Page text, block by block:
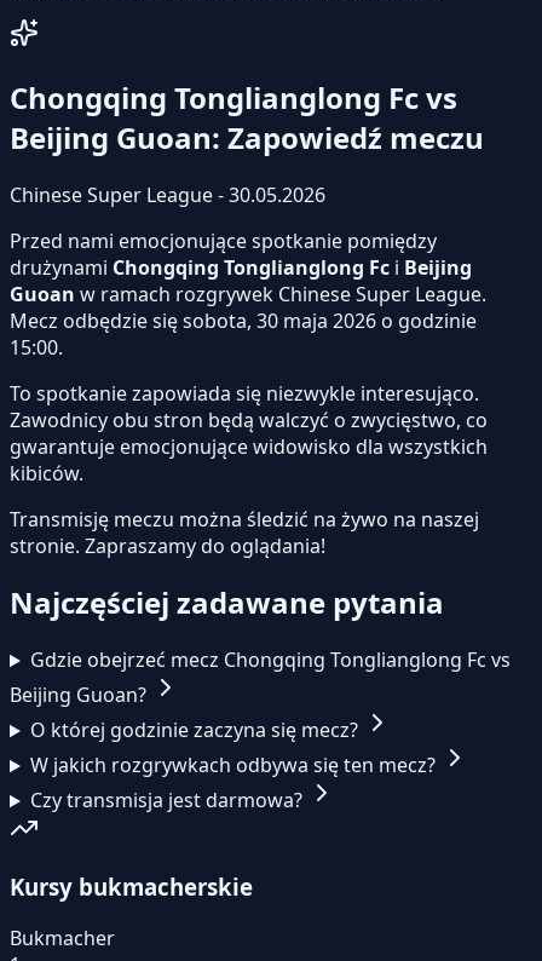
Chongqing Tonglianglong Fc vs
Beijing Guoan: Zapowiedź meczu
Chinese Super League - 30.05.2026
Przed nami emocjonujące spotkanie pomiędzy
drużynami Chongqing Tonglianglong Fc i Beijing
Guoan w ramach rozgrywek Chinese Super League.
Mecz odbędzie się sobota, 30 maja 2026 o godzinie
15:00.
To spotkanie zapowiada się niezwykle interesująco.
Zawodnicy obu stron będą walczyć o zwycięstwo, co
gwarantuje emocjonujące widowisko dla wszystkich
kibiców.
Transmisję meczu można śledzić na żywo na naszej
stronie. Zapraszamy do oglądania!
Najczęściej zadawane pytania
Gdzie obejrzeć mecz Chongqing Tonglianglong Fc vs
Beijing Guoan?
O której godzinie zaczyna się mecz?
W jakich rozgrywkach odbywa się ten mecz?
Czy transmisja jest darmowa?
Kursy bukmacherskie
Bukmacher